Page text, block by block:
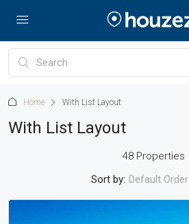
Home With List Layout
With List Layout
48 Properties
Sort by: Default Order